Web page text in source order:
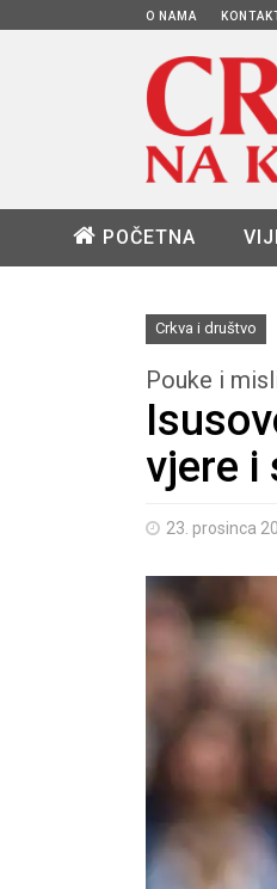
O NAMA
POČETNA
Crkva i društvo
Pouke i
vjere i
23. prosinca